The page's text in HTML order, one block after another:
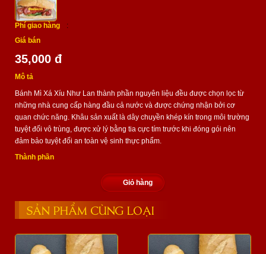
Phí giao hàng
:
Giá bán
35,000 đ
Mô tả
Bánh Mì Xá Xíu Như Lan thành phần nguyên liệu đều được chọn lọc từ
những nhà cung cấp hàng đầu cả nước và được chứng nhận bởi cơ
quan chức năng. Khâu sản xuất là dây chuyền khép kín trong môi trường
tuyệt đối vô trùng, được xử lý bằng tia cực tím trước khi đóng gói nên
đảm bảo tuyệt đối an toàn vệ sinh thực phẩm.
Thành phần
Giỏ hàng
SẢN PHẨM CÙNG LOẠI